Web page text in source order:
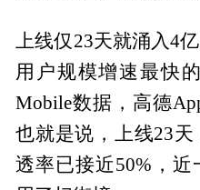
上线仅23天就涌入4
用户规模增速最快
Mobile数据，高德
也就是说，上线23
透率已接近50%，